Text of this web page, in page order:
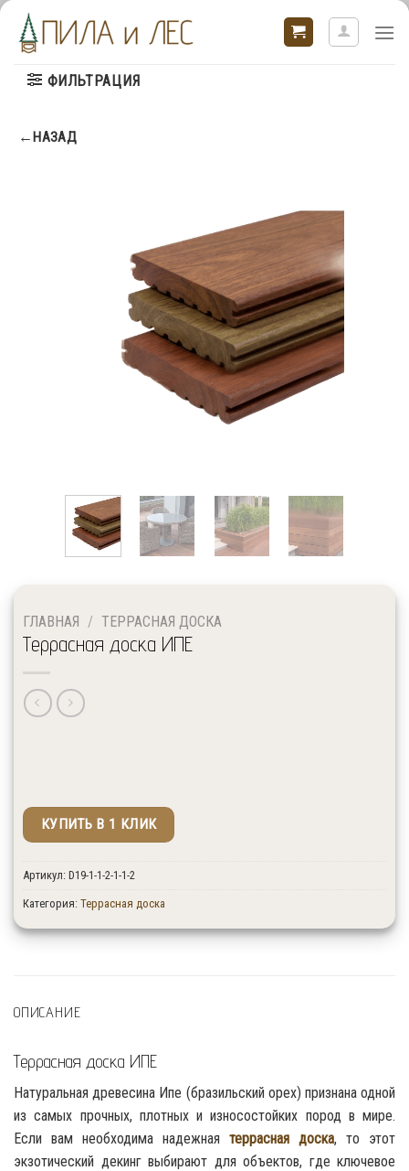
Skip
content
ФИЛЬТРАЦИЯ
←НАЗАД
ГЛАВНАЯ / ТЕРРАСНАЯ ДОСКА
Террасная доска ИПЕ
↑ Укажите количество изделий в штуках.
КУПИТЬ В 1 КЛИК
Артикул: D19-1-1-2-1-1-2
Категория: Террасная доска
ОПИСАНИЕ
Террасная доска ИПЕ
Натуральная древесина Ипе (бразильский орех) признана одной
из самых прочных, плотных и износостойких пород в мире.
Если вам необходима надежная террасная доска, то этот
экзотический декинг выбирают для объектов, где ключевое